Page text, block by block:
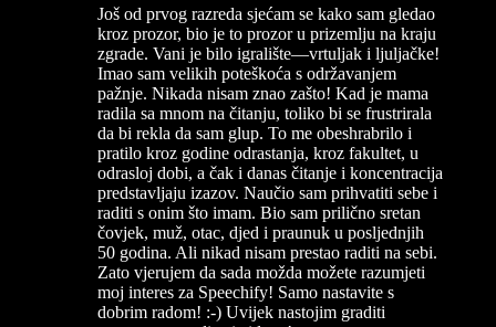
Još od prvog razreda sjećam se kako sam gledao
kroz prozor, bio je to prozor u prizemlju na kraju
zgrade. Vani je bilo igralište—vrtuljak i ljuljačke!
Imao sam velikih poteškoća s održavanjem
pažnje. Nikada nisam znao zašto! Kad je mama
radila sa mnom na čitanju, toliko bi se frustrirala
da bi rekla da sam glup. To me obeshrabrilo i
pratilo kroz godine odrastanja, kroz fakultet, u
odrasloj dobi, a čak i danas čitanje i koncentracija
predstavljaju izazov. Naučio sam prihvatiti sebe i
raditi s onim što imam. Bio sam prilično sretan
čovjek, muž, otac, djed i praunuk u posljednjih
50 godina. Ali nikad nisam prestao raditi na sebi.
Zato vjerujem da sada možda možete razumjeti
moj interes za Speechify! Samo nastavite s
dobrim radom! :-) Uvijek nastojim graditi